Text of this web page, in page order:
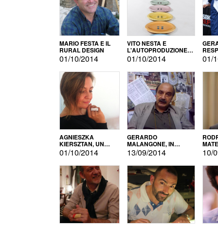
MARIO FESTA E IL
RURAL DESIGN
01/10/2014
VITO NESTA E
L'AUTOPRODUZIONE
COME RECUPERO DEI
SIMBOLI
01/10/2014 01/
AGNIESZKA
KIERSZTAN, UN
MODELLO DI
AUTOPRODUZIONE
01/10/2014
GERARDO
MALANGONE, IN
GIURIA PER IL
CONCORSO
LETTERARIO
13/09/2014 10/